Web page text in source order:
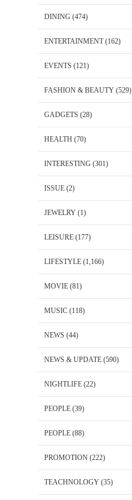
DINING (474)
ENTERTAINMENT(162)
EVENTS (121)
FASHION & BEAUTY (529)
GADGETS (28)
HEALTH (70)
INTERESTING (301)
ISSUE (2)
JEWELRY (1)
LEISURE (177)
LIFESTYLE (1,166)
MOVIE (81)
MUSIC (118)
NEWS (44)
NEWS & UPDATE (590)
NIGHTLIFE (22)
PEOPLE (39)
PEOPLE (88)
PROMOTION (222)
TEACHNOLOGY (35)